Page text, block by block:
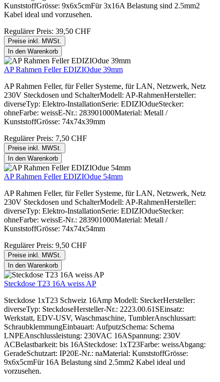
KunststoffGrösse: 9x6x5cmFür 3x16A Belastung sind 2.5mm2
Kabel ideal und vorzusehen.
Regulärer Preis: 39,50 CHF
Preise inkl. MWSt.
In den Warenkorb
AP Rahmen Feller EDIZIOdue 39mm
AP Rahmen Feller, für Feller Systeme, für LAN, Netzwerk, Netz
230V Steckdosen und SchalterModell: AP-RahmenHersteller:
diverseTyp: Elektro-InstallationSerie: EDIZIOdueStecker:
ohneFarbe: weissE-Nr.: 283901000Material: Metall /
KunststoffGrösse: 74x74x39mm
Regulärer Preis: 7,50 CHF
Preise inkl. MWSt.
In den Warenkorb
AP Rahmen Feller EDIZIOdue 54mm
AP Rahmen Feller, für Feller Systeme, für LAN, Netzwerk, Netz
230V Steckdosen und SchalterModell: AP-RahmenHersteller:
diverseTyp: Elektro-InstallationSerie: EDIZIOdueStecker:
ohneFarbe: weissE-Nr.: 283901000Material: Metall /
KunststoffGrösse: 74x74x54mm
Regulärer Preis: 9,50 CHF
Preise inkl. MWSt.
In den Warenkorb
Steckdose T23 16A weiss AP
Steckdose 1xT23 Schweiz 16Amp Modell: SteckerHersteller:
diverseTyp: SteckdoseHersteller-Nr.: 2223.00.61SEinsatz:
Werkstatt, EDV-USV, Waschmaschine, TumblerAnschlussart:
SchraubklemmungEinbauart: AufputzSchema: Schema
LNPEAnschlussleistung: 230VAC 16ASpannung: 230V
ACBelastbarkeit: bis 16ASteckdose: 1xT23Farbe: weissAbgang:
GeradeSchutzart: IP20E-Nr.: naMaterial: KunststoffGrösse:
9x6x5cmFür 16A Belastung sind 2.5mm2 Kabel ideal und
vorzusehen.